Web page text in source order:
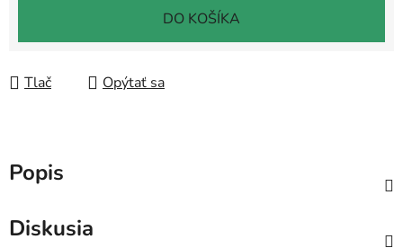
DO KOŠÍKA
Tlač Opýtať sa
Popis
Diskusia